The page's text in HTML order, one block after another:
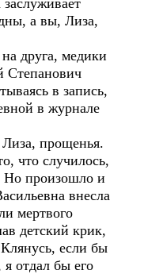
а вы, Лиза,
друга, медики
Степанович
в запись,
в журнале
прощенья.
что случилось,
Но произошло и
внесла
мертвого
детский крик,
если бы
я отдал бы его